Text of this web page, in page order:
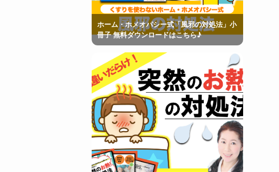
ホーム・ホメオパシー式「風邪の対処法」小
冊子 無料ダウンロードはこちら♪